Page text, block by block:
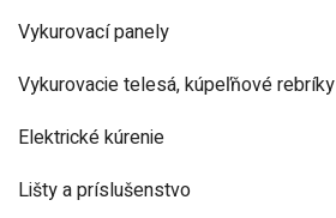
Vykurovací panely
Vykurovacie telesá, kúpeľňové rebríky
Elektrické kúrenie
Lišty a príslušenstvo